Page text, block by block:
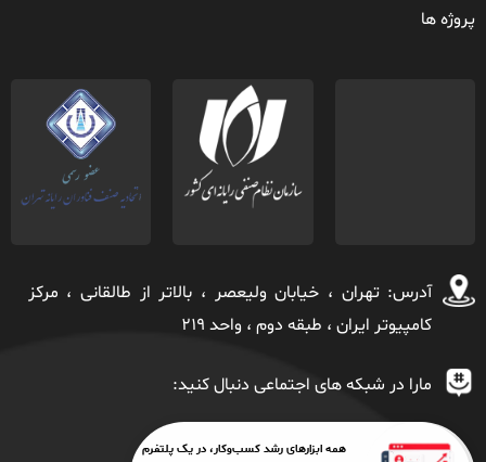
پروژه ها
آدرس: تهران ، خيابان ولیعصر ، بالاتر از طالقانی ، مركز
كامپیوتر ايران ، طبقه دوم ، واحد ٢١٩
مارا در شبکه های اجتماعی دنبال کنید:
همه ابزارهای رشد کسب‌وکار، در یک پلتفرم